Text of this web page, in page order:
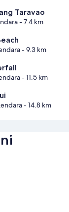
Taravao
- 7.4 km
- 9.3 km
- 11.5 km
- 14.8 km